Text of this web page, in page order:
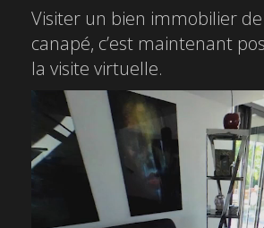
Visiter un bien immobilier
canapé, c’est maintenant
la visite virtuelle.